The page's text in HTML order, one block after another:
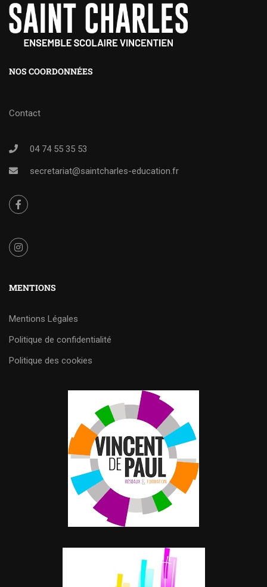
NOS COORDONNÉES
Contact
04 74 55 35 53
secretariat@saintcharles-education.fr
MENTIONS
Mentions Légales
Politique de confidentialité
Politique des cookies